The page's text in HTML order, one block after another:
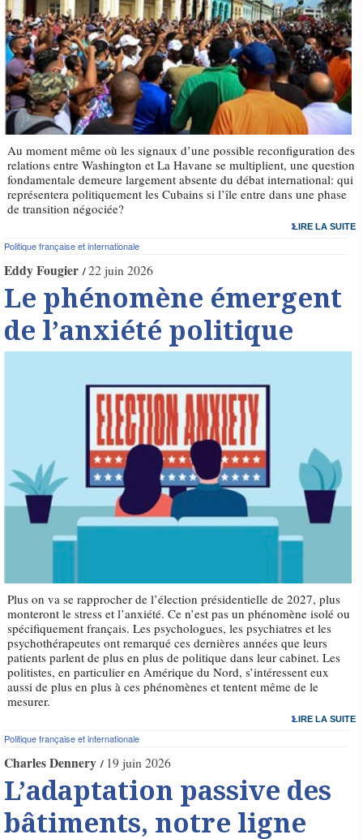
Au moment même où les signaux d’une possible reconfiguration des
relations entre Washington et La Havane se multiplient, une question
fondamentale demeure largement absente du débat international: qui
représentera politiquement les Cubains si l’île entre dans une phase
de transition négociée?
LIRE LA SUITE
Politique française et internationale
Eddy Fougier 22 juin 2026
Le phénomène émergent
de l’anxiété politique
Plus on va se rapprocher de l’élection présidentielle de 2027, plus
monteront le stress et l’anxiété. Ce n’est pas un phénomène isolé ou
spécifiquement français. Les psychologues, les psychiatres et les
psychothérapeutes ont remarqué ces dernières années que leurs
patients parlent de plus en plus de politique dans leur cabinet. Les
politistes, en particulier en Amérique du Nord, s’intéressent eux
aussi de plus en plus à ces phénomènes et tentent même de le
mesurer.
LIRE LA SUITE
Politique française et internationale
Charles Dennery 19 juin 2026
L’adaptation passive des
bâtiments, notre ligne